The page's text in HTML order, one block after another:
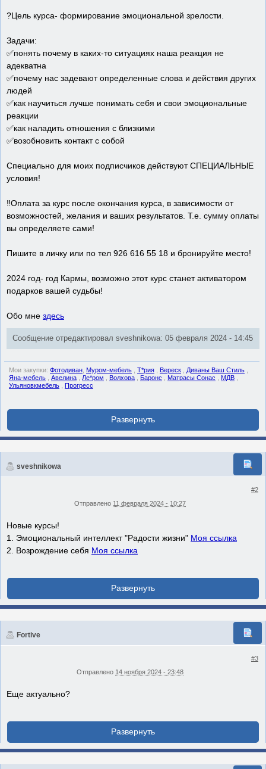
?Цель курса- формирование эмоциональной зрелости.
Задачи:
✅понять почему в каких-то ситуациях наша реакция не
адекватна
✅почему нас задевают определенные слова и действия других
людей
✅как научиться лучше понимать себя и свои эмоциональные
реакции
✅как наладить отношения с близкими
✅возобновить контакт с собой
Специально для моих подписчиков действуют СПЕЦИАЛЬНЫЕ
условия!
‼Оплата за курс после окончания курса, в зависимости от
возможностей, желания и ваших результатов. Т.е. сумму оплаты
вы определяете сами!
Пишите в личку или по тел 926 616 55 18 и бронируйте место!
2024 год- год Кармы, возможно этот курс станет активатором
подарков вашей судьбы!
Обо мне здесь
Сообщение отредактировал sveshnikowa: 05 февраля 2024 - 14:45
Мои закупки: Фотодиван Муром-мебель Т*рия Вереск Диваны Ваш Стиль
Яна-мебель
Авелина Ле*ром Волхова Баронс Матрасы Сонас МДВ
Ульяновкмебель
Прогресс
sveshnikowa
#2
Отправлено 11 февраля 2024 - 10:27
Новые курсы!
1. Эмоциональный интеллект "Радости жизни" Моя ссылка
2. Возрождение себя Моя ссылка
Fortive
#3
Отправлено 14 ноября 2024 - 23:48
Еще актуально?